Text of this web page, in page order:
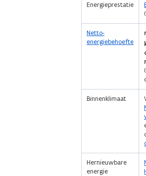
Energieprestatie
Netto-
energiebehoefte
Binnenklimaat
Hernieuwbare
energie